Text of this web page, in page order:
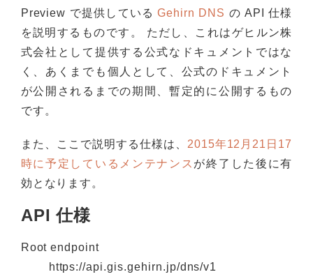
Preview で提供しているGehirn DNS の API 仕様
を説明するものです。 ただし、これはゲヒルン株
式会社として提供する公式なドキュメントではな
く、あくまでも個人として、公式のドキュメント
が公開されるまでの期間、暫定的に公開するもの
です。
また、ここで説明する仕様は、 2015年12月21日17
時に予定しているメンテナンス が終了した後に有
効となります。
API 仕様
Root endpoint
https://api.gis.gehirn.jp/dns/v1